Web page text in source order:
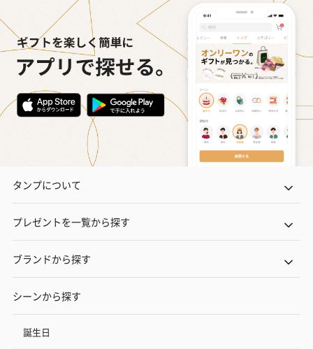
タンプについて
プレゼントを一覧から探す
ブランドから探す
シーンから探す
誕生日